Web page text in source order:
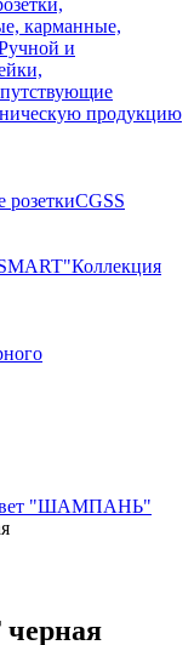
карманные,
и
продукцию
CGSS
Коллекция
"ШАМПАНЬ"
черная